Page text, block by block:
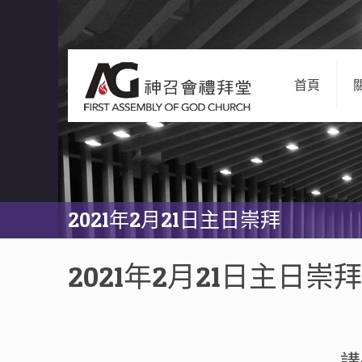
首頁
2021年2月21日主日崇拜
2021年2月21日主日崇拜